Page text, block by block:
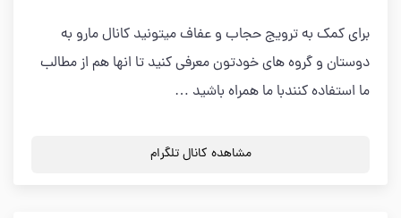
برای کمک به ترویج حجاب و عفاف میتونید کانال مارو به
دوستان و گروه های خودتون معرفی کنید تا انها هم از مطالب
ما استفاده کنندبا ما همراه باشید …
مشاهده کانال تلگرام